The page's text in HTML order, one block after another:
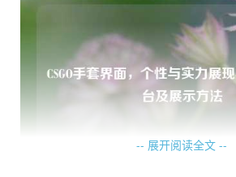
-- 展开阅读全文 --